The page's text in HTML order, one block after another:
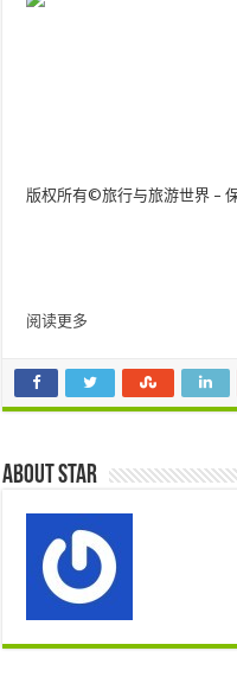
版权所有©旅行与旅游世界 –
阅读更多
About star